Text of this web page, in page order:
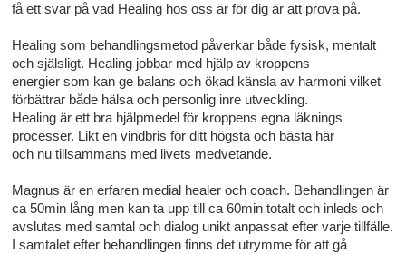
få ett svar på vad Healing hos oss är för dig är att prova på.
Healing som behandlingsmetod påverkar både fysisk, mentalt
och själsligt. Healing jobbar med hjälp av kroppens
energier som kan ge balans och ökad känsla av harmoni vilket
förbättrar både hälsa och personlig inre utveckling.
Healing är ett bra hjälpmedel för kroppens egna läknings
processer. Likt en vindbris för ditt högsta och bästa här
och nu tillsammans med livets medvetande.
Magnus är en erfaren medial healer och coach. Behandlingen är
ca 50min lång men kan ta upp till ca 60min totalt och inleds och
avslutas med samtal och dialog unikt anpassat efter varje tillfälle.
I samtalet efter behandlingen finns det utrymme för att gå